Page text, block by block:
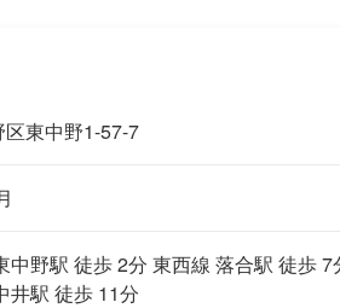
東中野1-57-7
中野駅 徒歩 2分 東西線 落合駅 徒歩 7
井駅 徒歩 11分